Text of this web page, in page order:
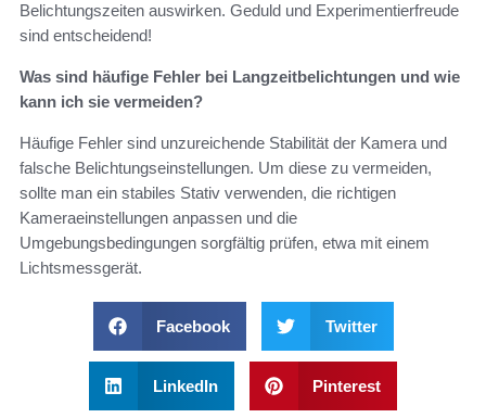
Belichtungszeiten auswirken. Geduld und Experimentierfreude
sind entscheidend!
Was sind häufige Fehler bei Langzeitbelichtungen und wie
kann ich sie vermeiden?
Häufige Fehler sind unzureichende Stabilität der Kamera und
falsche Belichtungseinstellungen. Um diese zu vermeiden,
sollte man ein stabiles Stativ verwenden, die richtigen
Kameraeinstellungen anpassen und die
Umgebungsbedingungen sorgfältig prüfen, etwa mit einem
Lichtsmessgerät.
Facebook Twitter
LinkedIn Pinterest